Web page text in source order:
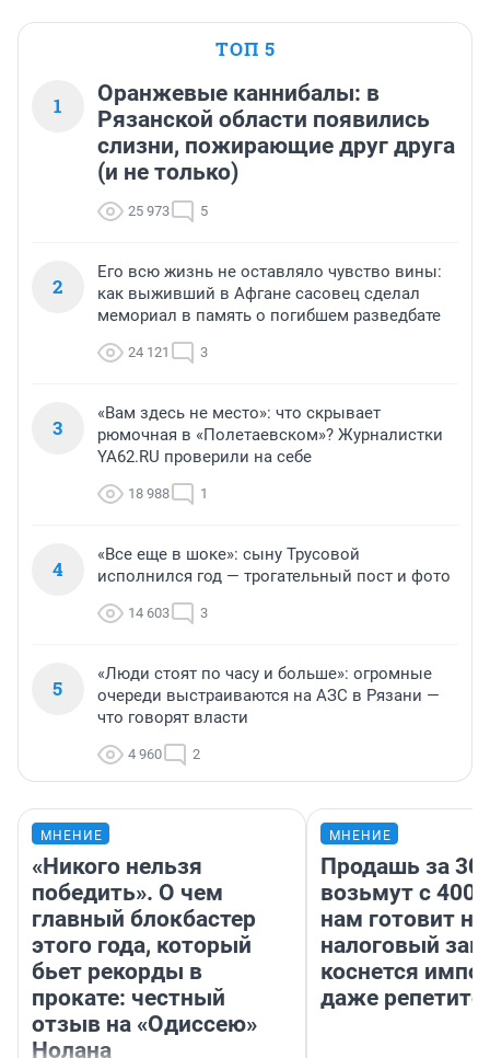
ТОП 5
1
Оранжевые каннибалы: в
Рязанской области появились
слизни, пожирающие друг друга
(и не только)
25 973 5
2
Его всю жизнь не оставляло чувство вины:
как выживший в Афгане сасовец сделал
мемориал в память о погибшем разведбате
24 121 3
3
«Вам здесь не место»: что скрывает
рюмочная в «Полетаевском»? Журналистки
YA62.RU проверили на себе
18 988 1
4
«Все еще в шоке»: сыну Трусовой
исполнился год — трогательный пост и фото
14 603 3
5
«Люди стоят по часу и больше»: огромные
очереди выстраиваются на АЗС в Рязани —
что говорят власти
4 960 2
МНЕНИЕ
«Никого нельзя
победить». О чем
главный блокбастер
этого года, который
бьет рекорды в
прокате: честный
отзыв на «Одиссею»
Нолана
МНЕНИЕ
Продашь за
возьмут с
нам готовит
налоговый
коснется
даже